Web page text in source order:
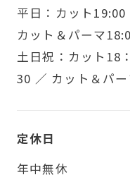
平日：カット
カット＆パーマ
土日祝：カット18
30 ／ カット＆パ
定休日
年中無休